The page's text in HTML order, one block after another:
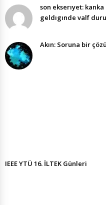
son ekserıyet:
geldıgınde valf
Akın: Soruna bir
IEEE YTÜ 16. İLTEK Günleri